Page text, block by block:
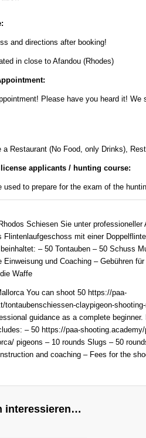
and directions after booking!
in close to Afandou (Rhodes)
Please have you heard it!
Restaurant (No Food, only Drinks),
applicants / hunting course:
to prepare for the exam of the
Schiesen Sie unter
Flintenlaufgeschoss mit einer
– 50 Tontauben – 50 Schuss
und Coaching – Gebühren
Waffe
You can shoot 50 https://paa-
tontaubenschiessen-claypigeon-
guidance as a complete
– 50 https://paa-
pigeons – 10 rounds Slugs – 50
and coaching – Fees for the
interessieren…